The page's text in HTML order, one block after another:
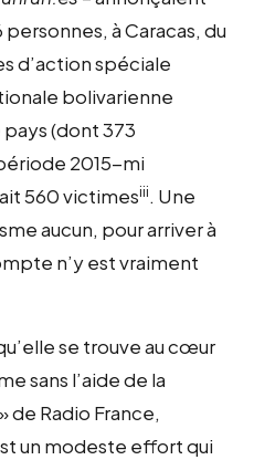
à Caracas, du
d’action spéciale
bolivarienne
pays (dont 373
2015-mi
560 victimesiii. Une
aucun, pour arriver à
n’y est vraiment
se trouve au cœur
sans l’aide de la
de Radio France,
un modeste effort qui